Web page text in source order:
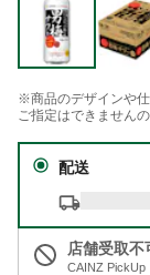
※商品のデザインや仕
ご指定はできません
配送
店舗受取不
CAINZ PickUp